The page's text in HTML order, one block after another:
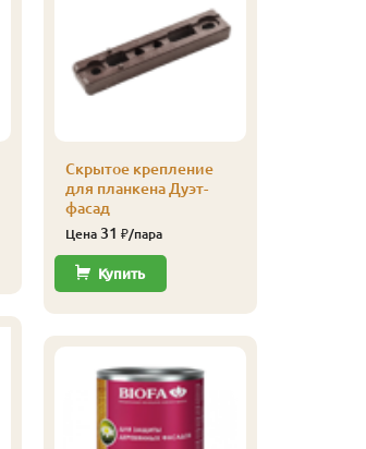
Скрытое крепление
для планкена Дуэт-
фасад
Цена 31 ₽/пара
Купить